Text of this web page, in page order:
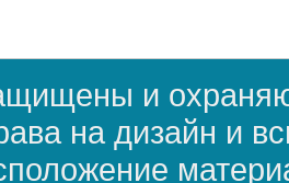
и
на дизайн и